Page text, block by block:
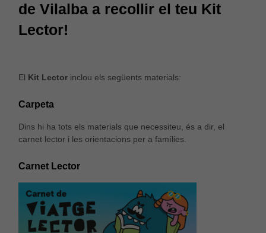
de Vilalba a recollir el teu Kit
Lector!
El Kit Lectorinclou els següents materials:
Carpeta
Dins hi ha tots els materials que necessiteu, és a dir, el
carnet lector i les orientacions per a famílies.
Carnet Lector